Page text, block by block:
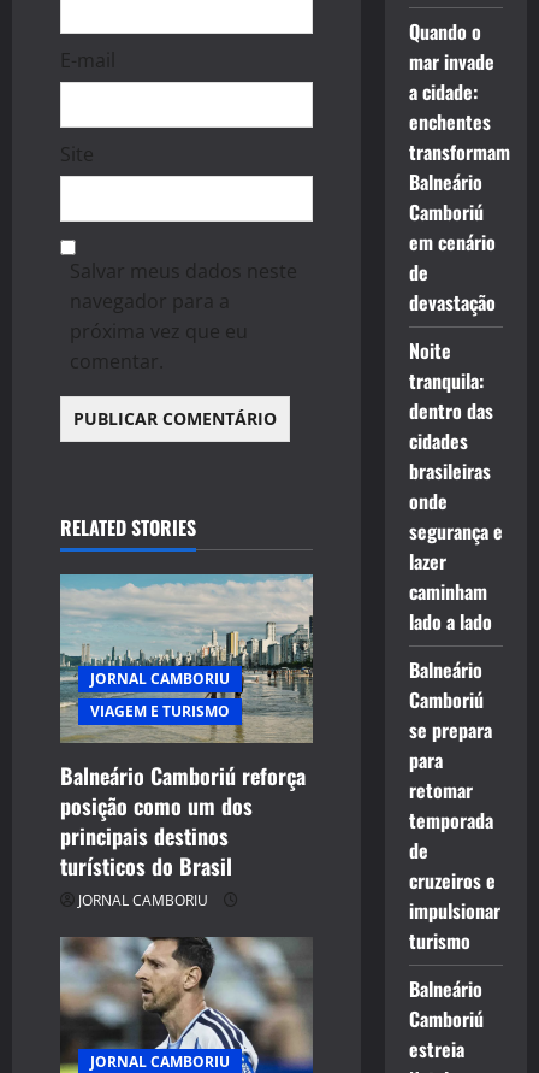
E-mail
Site
Salvar meus dados neste
navegador para a
próxima vez que eu
comentar.
RELATED STORIES
JORNAL CAMBORIU
VIAGEM E TURISMO
Balneário Camboriú reforça
posição como um dos
principais destinos
turísticos do Brasil
JORNAL CAMBORIU
JORNAL CAMBORIU
Quando o
mar invade
a cidade:
enchentes
transformam
Balneário
Camboriú
em cenário
de
devastação
Noite
tranquila:
dentro das
cidades
brasileiras
onde
segurança e
lazer
caminham
lado a lado
Balneário
Camboriú
se prepara
para
retomar
temporada
de
cruzeiros e
impulsionar
turismo
Balneário
Camboriú
estreia